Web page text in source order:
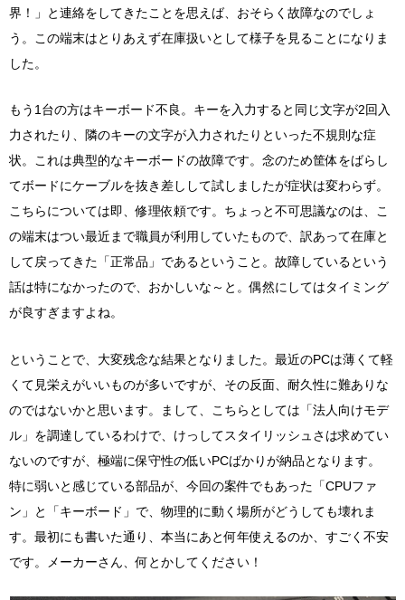
界！」と連絡をしてきたことを思えば、おそらく故障なのでしょ
う。この端末はとりあえず在庫扱いとして様子を見ることになりま
した。
もう1台の方はキーボード不良。キーを入力すると同じ文字が2回入
力されたり、隣のキーの文字が入力されたりといった不規則な症
状。これは典型的なキーボードの故障です。念のため筐体をばらし
てボードにケーブルを抜き差しして試しましたが症状は変わらず。
こちらについては即、修理依頼です。ちょっと不可思議なのは、こ
の端末はつい最近まで職員が利用していたもので、訳あって在庫と
して戻ってきた「正常品」であるということ。故障しているという
話は特になかったので、おかしいな～と。偶然にしてはタイミング
が良すぎますよね。
ということで、大変残念な結果となりました。最近のPCは薄くて軽
くて見栄えがいいものが多いですが、その反面、耐久性に難ありな
のではないかと思います。まして、こちらとしては「法人向けモデ
ル」を調達しているわけで、けっしてスタイリッシュさは求めてい
ないのですが、極端に保守性の低いPCばかりが納品となります。
特に弱いと感じている部品が、今回の案件でもあった「CPUファ
ン」と「キーボード」で、物理的に動く場所がどうしても壊れま
す。最初にも書いた通り、本当にあと何年使えるのか、すごく不安
です。メーカーさん、何とかしてください！